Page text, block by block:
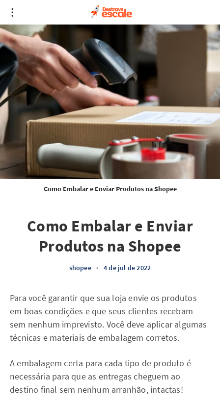
Como Embalar e Enviar Produtos na Shopee
Como Embalar e Enviar
Produtos na Shopee
shopee • 4 de jul de 2022
Para você garantir que sua loja envie os produtos
em boas condições e que seus clientes recebam
sem nenhum imprevisto. Você deve aplicar algumas
técnicas e materiais de embalagem corretos.
A embalagem certa para cada tipo de produto é
necessária para que as entregas cheguem ao
destino final sem nenhum arranhão, intactas!